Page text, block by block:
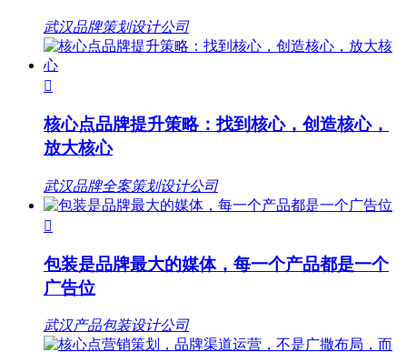
武汉品牌策划设计公司

核心点品牌提升策略：找到核心，创造核心，
放大核心
武汉品牌全案策划设计公司

包装是品牌最大的媒体，每一个产品都是一个
广告位
武汉产品包装设计公司